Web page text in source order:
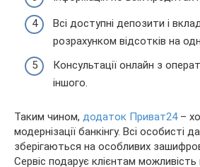
Всі доступні депозити і
розрахунком відсотків на
Консультації онлайн з
іншого.
Таким чином, додаток Приват24–
модернізації банкінгу. Всі особисті
зберігаються на особливих
Сервіс подарує клієнтам можливість